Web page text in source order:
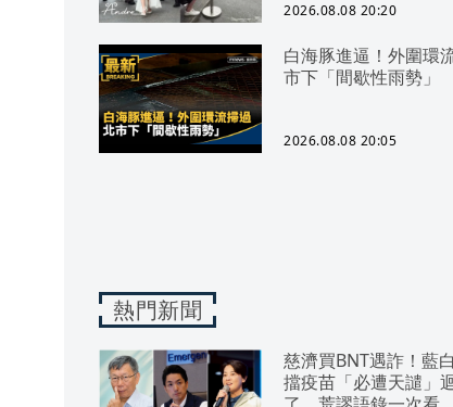
2026.08.08 20:20
白海豚進逼！外圍
市下「間歇性雨勢」
2026.08.08 20:05
熱門新聞
慈濟買BNT遇詐！藍
擋疫苗「必遭天譴」